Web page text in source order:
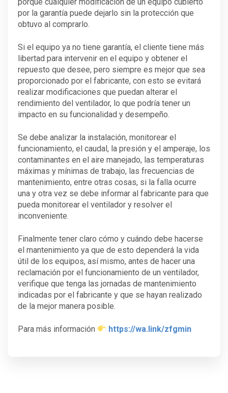
por la garantía puede dejarlo sin la protección que
obtuvo al comprarlo.
Si el equipo ya no tiene garantía, el cliente tiene más
libertad para intervenir en el equipo y obtener el
repuesto que desee, pero siempre es mejor que sea
proporcionado por el fabricante, con esto se evitará
realizar modificaciones que puedan alterar el
rendimiento del ventilador, lo que podría tener un
impacto en su funcionalidad y desempeño.
Se debe analizar la instalación, monitorear el
funcionamiento, el caudal, la presión y el amperaje, los
contaminantes en el aire manejado, las temperaturas
máximas y mínimas de trabajo, las frecuencias de
mantenimiento, entre otras cosas, si la falla ocurre
una y otra vez se debe informar al fabricante para que
pueda monitorear el ventilador y resolver el
inconveniente.
Finalmente tener claro cómo y cuándo debe hacerse
el mantenimiento ya que de esto dependerá la vida
útil de los equipos, así mismo, antes de hacer una
reclamación por el funcionamiento de un ventilador,
verifique que tenga las jornadas de mantenimiento
indicadas por el fabricante y que se hayan realizado
de la mejor manera posible.
Para más información https://wa.link/zfgmin